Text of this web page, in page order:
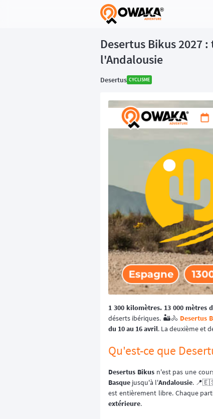
®
Desertus Bikus 2027
l'Andalousie
Desertus CYCLISME
1 300 kilomètres. 13 000 mètres
déserts ibériques. 🏜️🚴 Desertus
du 10 au 16 avril. La deuxième et
Qu'est-ce que
Desertus Bikus n'est pas une
Basque jusqu'à l'Andalousie. 📍🇪🇸
est entièrement libre. Chaque
extérieure.